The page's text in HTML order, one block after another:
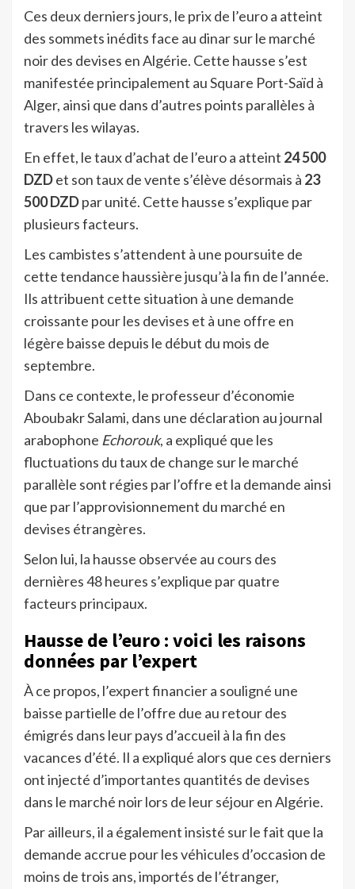
Ces deux derniers jours, le prix de l’euro a atteint
des sommets inédits face au dinar sur le marché
noir des devises en Algérie. Cette hausse s’est
manifestée principalement au Square Port-Saïd à
Alger, ainsi que dans d’autres points parallèles à
travers les wilayas.
En effet, le taux d’achat de l’euro a atteint 24 500
DZDet son taux de vente s’élève désormais à 23
500 DZDpar unité. Cette hausse s’explique par
plusieurs facteurs.
Les cambistes s’attendent à une poursuite de
cette tendance haussière jusqu’à la fin de l’année.
Ils attribuent cette situation à une demande
croissante pour les devises et à une offre en
légère baisse depuis le début du mois de
septembre.
Dans ce contexte, le professeur d’économie
Aboubakr Salami, dans une déclaration au journal
arabophone Echorouk, a expliqué que les
fluctuations du taux de change sur le marché
parallèle sont régies par l’offre et la demande ainsi
que par l’approvisionnement du marché en
devises étrangères.
Selon lui, la hausse observée au cours des
dernières 48 heures s’explique par quatre
facteurs principaux.
Hausse de l’euro : voici les raisons
données par l’expert
À ce propos, l’expert financier a souligné une
baisse partielle de l’offre due au retour des
émigrés dans leur pays d’accueil à la fin des
vacances d’été. Il a expliqué alors que ces derniers
ont injecté d’importantes quantités de devises
dans le marché noir lors de leur séjour en Algérie.
Par ailleurs, il a également insisté sur le fait que la
demande accrue pour les véhicules d’occasion de
moins de trois ans, importés de l’étranger,